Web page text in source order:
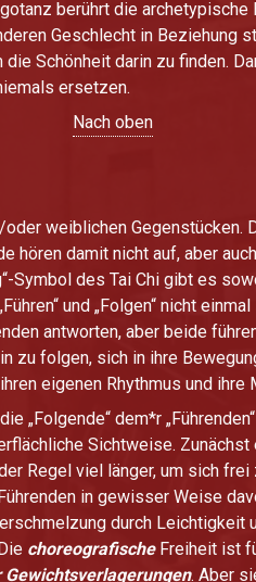
berührt die
Geschlecht in Beziehung
Schönheit darin zu finden.
ersetzen.
Nach oben
weiblichen Gegenstücken.
damit nicht auf, aber
Symbol des Tai Chi gibt es
und „Folgen“ nicht
antworten, aber beide
zu folgen, sich in ihre
eigenen Rhythmus und
„Folgende“ dem*r
Sichtweise.
Regel viel länger, um sich
in gewisser Weise
durch
choreografische Freiheit ist
. Aber